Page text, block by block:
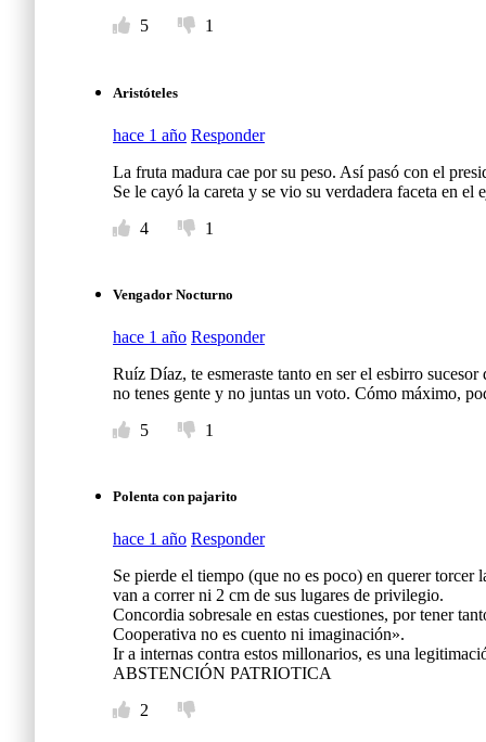
5
1
Aristóteles
hace 1 año Responder
La fruta madura cae por su peso. Así pasó con el
Se le cayó la careta y se vio su verdadera faceta en el
4
1
Vengador Nocturno
hace 1 año Responder
Ruíz Díaz, te esmeraste tanto en ser el esbirro
no tenes gente y no juntas un voto. Cómo máximo,
5
1
Polenta con pajarito
hace 1 año Responder
Se pierde el tiempo (que no es poco) en querer torcer
van a correr ni 2 cm de sus lugares de privilegio.
Concordia sobresale en estas cuestiones, por tener
Cooperativa no es cuento ni imaginación».
Ir a internas contra estos millonarios, es una
ABSTENCIÓN PATRIOTICA
2